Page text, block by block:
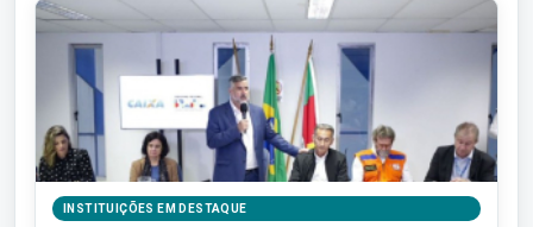
INSTITUIÇÕES EM DESTAQUE